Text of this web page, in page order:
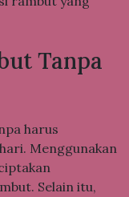
Tanpa
harus
Menggunakan
Selain itu,